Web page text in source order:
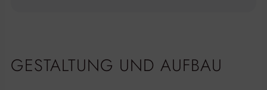
GESTALTUNG UND AUFBAU